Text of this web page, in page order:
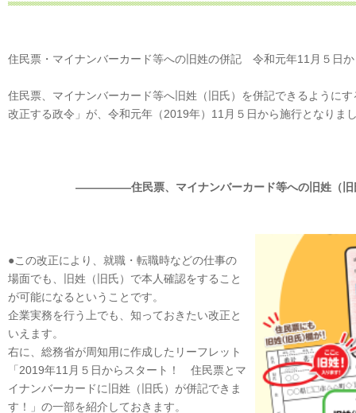
住民票・マイナンバーカード等への旧姓の併記 令和元年11月５日
住民票、マイナンバーカード等へ旧姓（旧氏）を併記できるように
改正する政令」が、令和元年（2019年）11月５日から施行となりま
―――――住民票、マイナンバーカード等への旧姓（
●この改正により、就職・転職時などの仕事の
場面でも、旧姓（旧氏）で本人確認をすること
が可能になるということです。
企業実務を行う上でも、知っておきたい改正と
いえます。
右に、総務省が周知用に作成したリーフレット
「2019年11月５日からスタート！ 住民票とマ
イナンバーカードに旧姓（旧氏）が併記できま
す！」の一部を紹介しておきます。